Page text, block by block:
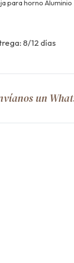
para horno Aluminio
8/12 días
un